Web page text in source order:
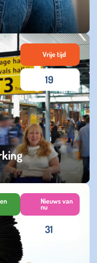
Vrije tijd
19
Nieuws van
nu
31